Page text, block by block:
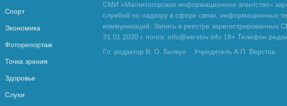
Спорт
Экономика
Фоторепортаж
Точка зрения
Здоровье
Слухи
СМИ «Магнитогорское информационное агентство»
службой по надзору в сфере связи, информационных
коммуникаций. Запись в реестре
31.01.2020 г. почта: info@verstov.info 18+ Телефон
Гл. редактор В. О. Болкун
Учредитель А.П. Верстов